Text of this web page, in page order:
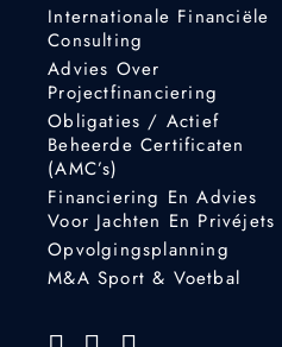
Internationale Financiële
Consulting
Advies Over
Projectfinanciering
Obligaties / Actief
Beheerde Certificaten
(AMC’s)
Financiering En Advies
Voor Jachten En Privéjets
Opvolgingsplanning
M&A Sport & Voetbal